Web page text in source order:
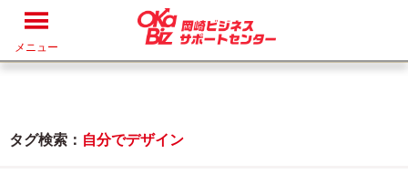
メニュー
タグ検索： 自分でデザイン